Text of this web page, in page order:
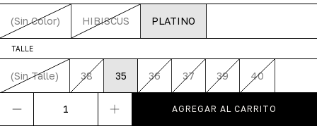
(Sin Color) HIBISCUS PLATINO
TALLE
(Sin Talle) 38 35 36 37 39 40